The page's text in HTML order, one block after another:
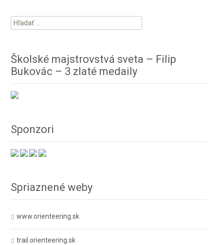
Hľadať:
Školské majstrovstvá sveta – Filip
Bukovác – 3 zlaté medaily
Sponzori
Spriaznené weby
www.orienteering.sk
trail.orienteering.sk